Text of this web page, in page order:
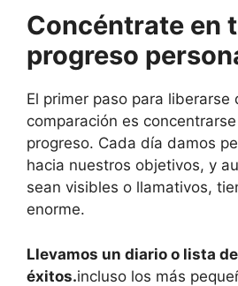
Concéntrate en
progreso
El primer paso para liberarse
comparación es
progreso. Cada día damos
hacia nuestros objetivos, y
sean visibles o llamativos,
enorme.
Llevamos un diario o lista
éxitos.incluso los más